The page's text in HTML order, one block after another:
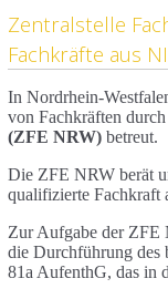
Zentralstelle
Fachkräfte aus
In Nordrhein-
von Fachkräften
(ZFE NRW) betreut.
Die ZFE NRW berät
qualifizierte Fachkraft
Zur Aufgabe der ZFE
die Durchführung des
81a AufenthG, das in